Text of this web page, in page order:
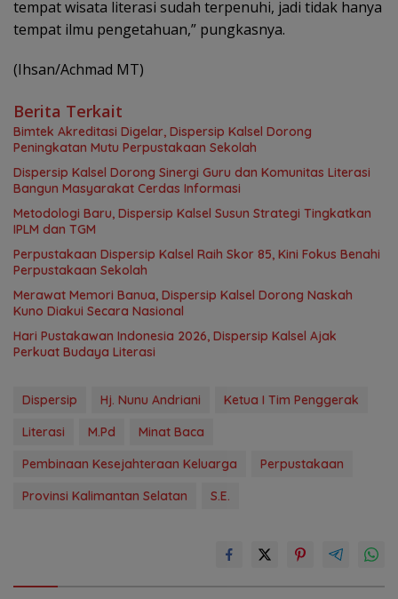
tempat wisata literasi sudah terpenuhi, jadi tidak hanya
tempat ilmu pengetahuan,” pungkasnya.
(Ihsan/Achmad MT)
Berita Terkait
Bimtek Akreditasi Digelar, Dispersip Kalsel Dorong
Peningkatan Mutu Perpustakaan Sekolah
Dispersip Kalsel Dorong Sinergi Guru dan Komunitas Literasi
Bangun Masyarakat Cerdas Informasi
Metodologi Baru, Dispersip Kalsel Susun Strategi Tingkatkan
IPLM dan TGM
Perpustakaan Dispersip Kalsel Raih Skor 85, Kini Fokus Benahi
Perpustakaan Sekolah
Merawat Memori Banua, Dispersip Kalsel Dorong Naskah
Kuno Diakui Secara Nasional
Hari Pustakawan Indonesia 2026, Dispersip Kalsel Ajak
Perkuat Budaya Literasi
Dispersip Hj. Nunu Andriani
Ketua I Tim Penggerak
Literasi
M.Pd
Minat Baca
Pembinaan Kesejahteraan Keluarga
Perpustakaan
Provinsi Kalimantan Selatan
S.E.